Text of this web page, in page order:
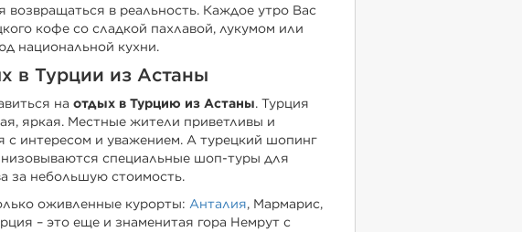
возвращаться в реальность. Каждое утро Вас
кофе со сладкой пахлавой, лукумом или
национальной кухни.
в Турции из Астаны
на отдых в Турцию из Астаны. Турция
яркая. Местные жители приветливы и
интересом и уважением. А турецкий шопинг
специальные шоп-туры для
за небольшую стоимость.
оживленные курорты: Анталия, Мармарис,
– это еще и знаменитая гора Немрут с